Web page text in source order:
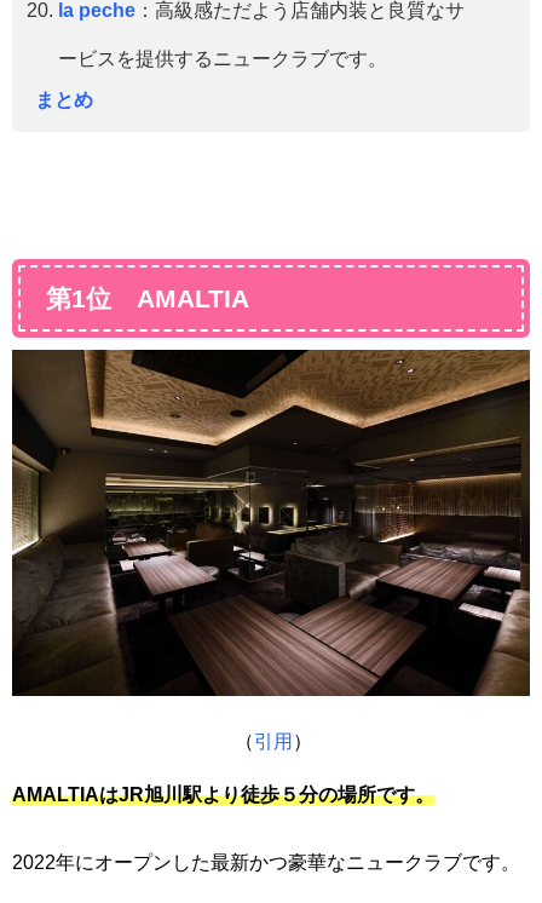
la peche ：高級感ただよう店舗内装と良質なサ
ービスを提供するニュークラブです。
まとめ
第1位 AMALTIA
（引用 ）
AMALTIAはJR旭川駅より徒歩５分の場所です。
2022年にオープンした最新かつ豪華なニュークラブです。